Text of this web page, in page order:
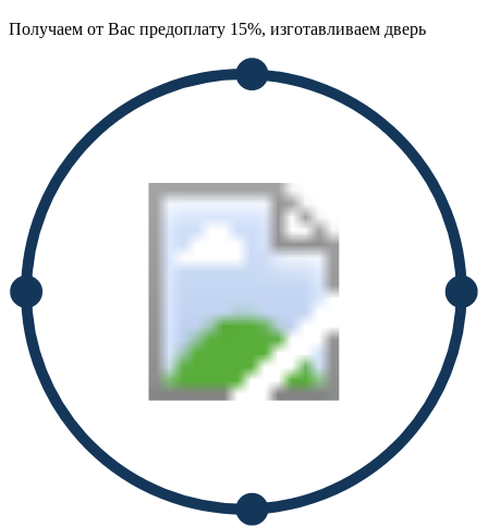
Получаем от Вас предоплату 15%, изготавливаем дверь